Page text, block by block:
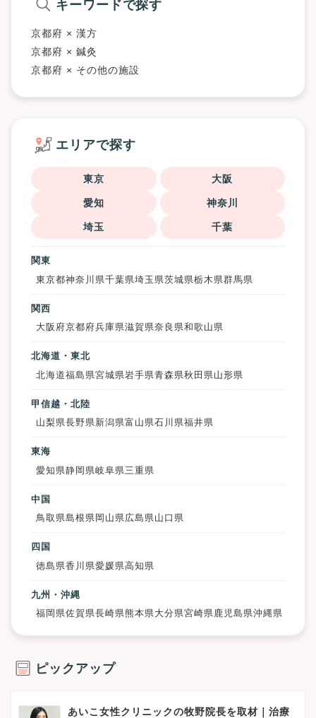
キーワードで探す
京都府 × 漢方
京都府 × 鍼灸
京都府 × その他の施設
エリアで探す
東京 大阪
愛知 神奈川
埼玉 千葉
関東
東京都神奈川県千葉県埼玉県茨城県栃木県群馬県
関西
大阪府京都府兵庫県滋賀県奈良県和歌山県
北海道・東北
北海道福島県宮城県岩手県青森県秋田県 山形県
甲信越・北陸
山梨県長野県新潟県富山県石川県福井県
東海
愛知県静岡県岐阜県 三重県
中国
鳥取県島根県 岡山県広島県山口県
四国
徳島県香川県愛媛県高知県
九州・沖縄
福岡県佐賀県長崎県熊本県大分県宮崎県鹿児島県沖縄県
ピックアップ
あいこ女性クリニックの牧野院長を取材｜治療